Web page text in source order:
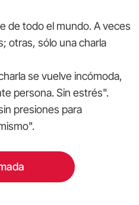
de todo el mundo. A veces
otras, sólo una charla
se vuelve incómoda,
persona. Sin estrés".
presiones para